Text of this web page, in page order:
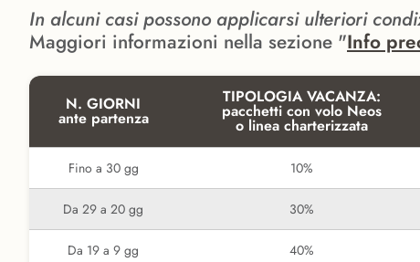
In alcuni casi possono applicarsi ulteriori
Maggiori informazioni nella sezione "Info
N. GIORNI
ante partenza
TIPOLOGIA VACANZA:
pacchetti con volo Neos
o linea charterizzata
Fino a 30 gg 10%
Da 29 a 20 gg 30%
Da 19 a 9 gg 40%